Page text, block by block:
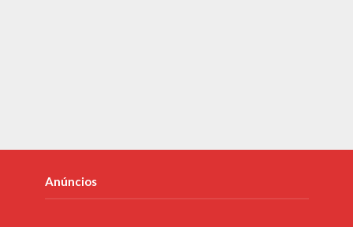
Anúncios